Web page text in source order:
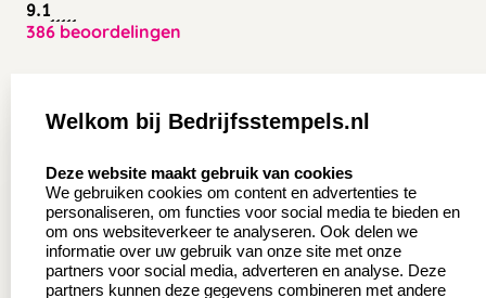
9.1
386 beoordelingen
Aanvraag op maat
Wederverkoper
worden
Sale
Betaling & Verzending
Contact opnemen
Veel gestelde vragen
Retourneren
Herroepingsrecht
Welkom bij Bedrijfsstempels.nl
Deze website maakt gebruik van cookies
We gebruiken cookies om content en advertenties te
personaliseren, om functies voor social media te bieden en
om ons websiteverkeer te analyseren. Ook delen we
informatie over uw gebruik van onze site met onze
partners voor social media, adverteren en analyse. Deze
partners kunnen deze gegevens combineren met andere